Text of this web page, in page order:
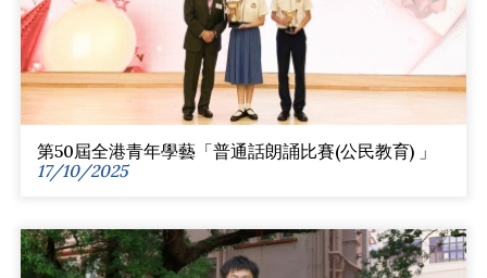
第50屆全港青年學藝「普通話朗誦比賽(公民教育) 」
17/10/2025